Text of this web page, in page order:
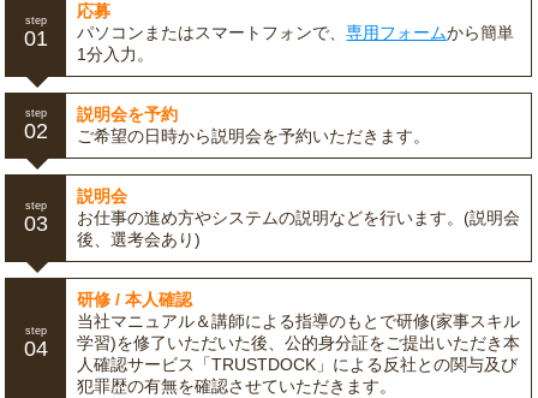
step
01
応募
パソコンまたはスマートフォンで、専用フォームから簡単
1分入力。
step
02
説明会を予約
ご希望の日時から説明会を予約いただきます。
step
03
説明会
お仕事の進め方やシステムの説明などを行います。(説明会
後、選考会あり)
step
04
研修 / 本人確認
当社マニュアル＆講師による指導のもとで研修(家事スキル
学習)を修了いただいた後、公的身分証をご提出いただき本
人確認サービス「TRUSTDOCK」による反社との関与及び
犯罪歴の有無を確認させていただきます。